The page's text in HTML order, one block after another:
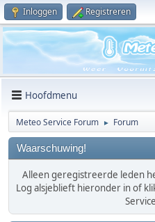
Inloggen Registreren
Hoofdmenu
Meteo Service Forum ► Forum
Waarschuwing!
Alleen geregistreerde leden
Log alsjeblieft hieronder in of